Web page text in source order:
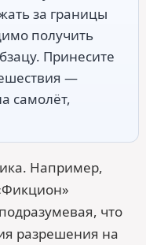
за границы
получить
Принесите
—
самолёт,
Например,
что
разрешения на